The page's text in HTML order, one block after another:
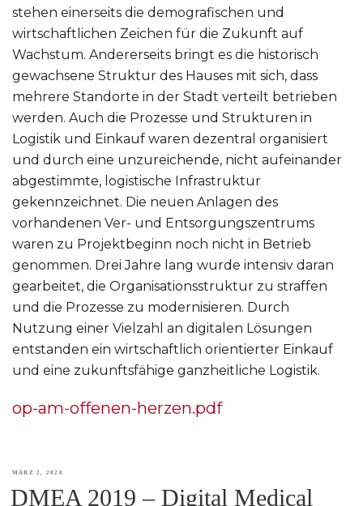
stehen einerseits die demografischen und
wirtschaftlichen Zeichen für die Zukunft auf
Wachstum. Andererseits bringt es die historisch
gewachsene Struktur des Hauses mit sich, dass
mehrere Standorte in der Stadt verteilt betrieben
werden. Auch die Prozesse und Strukturen in
Logistik und Einkauf waren dezentral organisiert
und durch eine unzureichende, nicht aufeinander
abgestimmte, logistische Infrastruktur
gekennzeichnet. Die neuen Anlagen des
vorhandenen Ver- und Entsorgungszentrums
waren zu Projektbeginn noch nicht in Betrieb
genommen. Drei Jahre lang wurde intensiv daran
gearbeitet, die Organisationsstruktur zu straffen
und die Prozesse zu modernisieren. Durch
Nutzung einer Vielzahl an digitalen Lösungen
entstanden ein wirtschaftlich orientierter Einkauf
und eine zukunftsfähige ganzheitliche Logistik.
op-am-offenen-herzen.pdf
VERÖFFENTLICHT
AM
MÄRZ 2, 2020
DMEA 2019 – Digital Medical